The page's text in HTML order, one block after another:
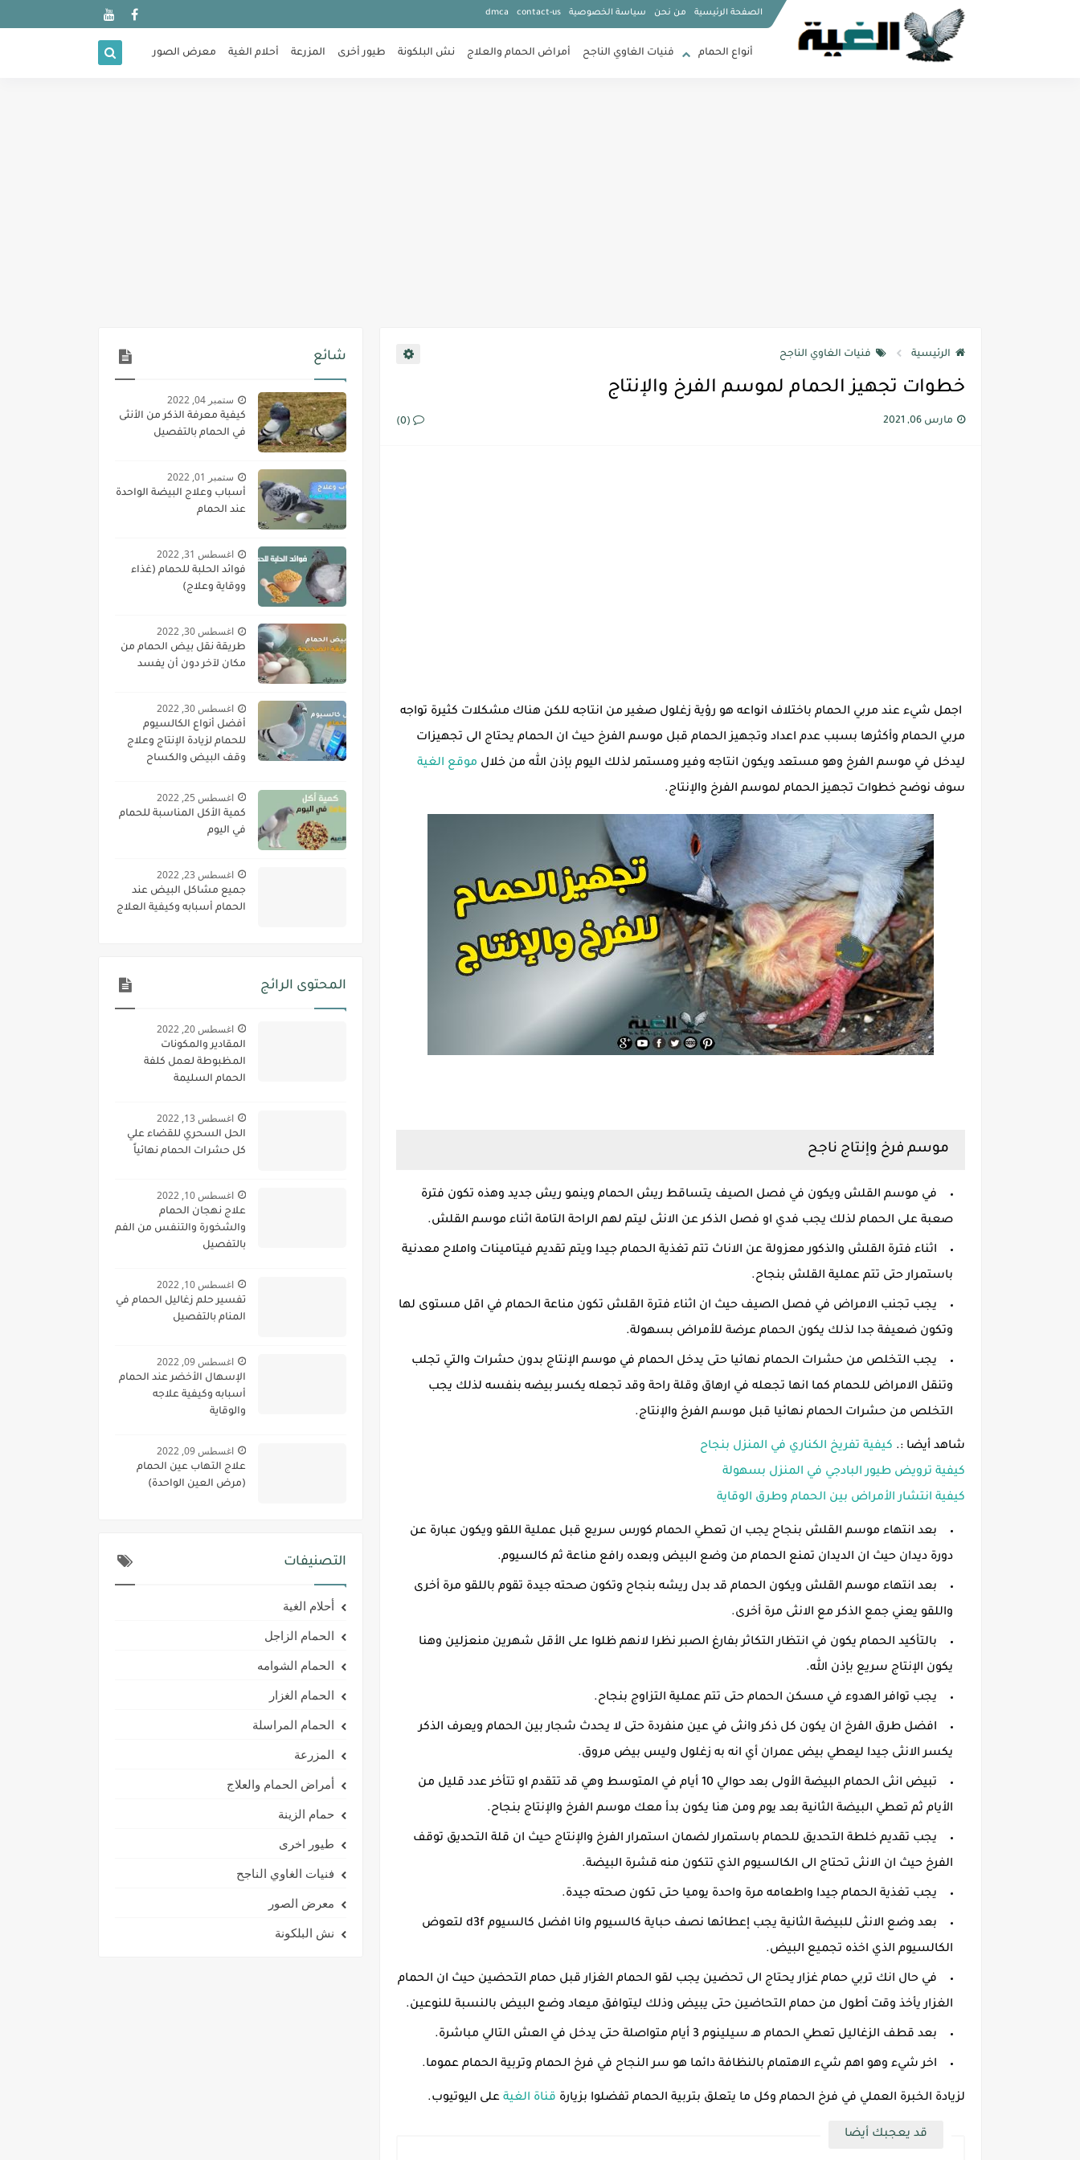
الصفحة الرئيسية من نحن سياسة الخصوصية contact-us
dmca
أنواع الحمام فنيات الغاوي الناجح أمراض الحمام والعلاج نش البلكونة طيور أخرى المزرعة أحلام الغية معرض الصور
الرئيسية فنيات الغاوي الناجح
خطوات تجهيز الحمام لموسم الفرخ والإنتاج
مارس 06, 2021 (0)
اجمل شيء عند مربي الحمام باختلاف انواعه هو رؤية زغلول صغير من انتاجه للكن هناك مشكلات كثيرة تواجه
مربي الحمام وأكثرها بسبب عدم اعداد وتجهيز الحمام قبل موسم الفرخ حيث ان الحمام يحتاج الى تجهيزات
ليدخل في موسم الفرخ وهو مستعد ويكون انتاجه وفير ومستمر لذلك اليوم بإذن الله من خلال موقع الغية
سوف نوضح خطوات تجهيز الحمام لموسم الفرخ والإنتاج.
موسم فرخ وإنتاج ناجح
في موسم القلش ويكون في فصل الصيف يتساقط ريش الحمام وينمو ريش جديد وهذه تكون فترة
صعبة على الحمام لذلك يجب فدي او فصل الذكر عن الانثى ليتم لهم الراحة التامة اثناء موسم القلش.
اثناء فترة القلش والذكور معزولة عن الاناث تتم تغذية الحمام جيدا ويتم تقديم فيتامينات واملاح معدنية
باستمرار حتى تتم عملية القلش بنجاح.
يجب تجنب الامراض في فصل الصيف حيث ان اثناء فترة القلش تكون مناعة الحمام في اقل مستوى لها
وتكون ضعيفة جدا لذلك يكون الحمام عرضة للأمراض بسهولة.
يجب التخلص من حشرات الحمام نهائيا حتى يدخل الحمام في موسم الإنتاج بدون حشرات والتي تجلب
وتنقل الامراض للحمام كما انها تجعله في ارهاق وقلة راحة وقد تجعله يكسر بيضه بنفسه لذلك يجب
التخلص من حشرات الحمام نهائيا قبل موسم الفرخ والإنتاج.
شاهد أيضا :. كيفية تفريخ الكناري في المنزل بنجاح
كيفية ترويض طيور البادجي في المنزل بسهولة
كيفية انتشار الأمراض بين الحمام وطرق الوقاية
بعد انتهاء موسم القلش بنجاح يجب ان تعطي الحمام كورس سريع قبل عملية اللقو ويكون عبارة عن
دورة ديدان حيث ان الديدان تمنع الحمام من وضع البيض وبعده رافع مناعة ثم كالسيوم.
بعد انتهاء موسم القلش ويكون الحمام قد بدل ريشه بنجاح وتكون صحته جيدة تقوم باللقو مرة أخرى
واللقو يعني جمع الذكر مع الانثى مرة أخرى.
بالتأكيد الحمام يكون في انتظار التكاثر بفارغ الصبر نظرا لانهم ظلوا على الأقل شهرين منعزلين وهنا
يكون الإنتاج سريع بإذن الله.
يجب توافر الهدوء في مسكن الحمام حتى تتم عملية التزاوج بنجاح.
افضل طرق الفرخ ان يكون كل ذكر وانثى في عين منفردة حتى لا يحدث شجار بين الحمام ويعرف الذكر
يكسر الانثى جيدا ليعطي بيض عمران أي انه به زغلول وليس بيض مروق.
تبيض انثى الحمام البيضة الأولى بعد حوالي 10 أيام في المتوسط وهي قد تتقدم او تتأخر عدد قليل من
الأيام ثم تعطي البيضة الثانية بعد يوم ومن هنا يكون بدأ معك موسم الفرخ والإنتاج بنجاح.
يجب تقديم خلطة التحديق للحمام باستمرار لضمان استمرار الفرخ والإنتاج حيث ان قلة التحديق توقف
الفرخ حيث ان الانثى تحتاج الى الكالسيوم الذي تتكون منه قشرة البيضة.
يجب تغذية الحمام جيدا واطعامه مرة واحدة يوميا حتى تكون صحته جيدة.
بعد وضع الانثى للبيضة الثانية يجب إعطائها نصف حباية كالسيوم وانا افضل كالسيوم d3f لتعوض
الكالسيوم الذي اخذه تجميع البيض.
في حال انك تربي حمام غزار يحتاج الى تحضين يجب لقو الحمام الغزار قبل حمام التحضين حيث ان الحمام
الغزار يأخذ وقت أطول من حمام التحاضين حتى يبيض وذلك ليتوافق ميعاد وضع البيض بالنسبة للنوعين.
بعد قطف الزغاليل تعطي الحمام هـ سيلينوم 3 أيام متواصلة حتى يدخل في العش التالي مباشرة.
اخر شيء وهو اهم شيء الاهتمام بالنظافة دائما هو سر النجاح في فرخ الحمام وتربية الحمام عموما.
لزيادة الخبرة العملي في فرخ الحمام وكل ما يتعلق بتربية الحمام تفضلوا بزيارة قناة الغية على اليوتيوب.
قد يعجبك أيضا
شائع
ستمبر 04, 2022
كيفية معرفة الذكر من الأنثى
في الحمام بالتفصيل
ستمبر 01, 2022
أسباب وعلاج البيضة الواحدة
عند الحمام
اغسطس 31, 2022
فوائد الحلبة للحمام (غذاء
ووقاية وعلاج)
اغسطس 30, 2022
طريقة نقل بيض الحمام من
مكان لآخر دون أن يفسد
اغسطس 30, 2022
أفضل أنواع الكالسيوم
للحمام لزيادة الإنتاج وعلاج
وقف البيض والكساح
اغسطس 25, 2022
كمية الأكل المناسبة للحمام
في اليوم
اغسطس 23, 2022
جميع مشاكل البيض عند
الحمام أسبابه وكيفية العلاج
المحتوى الرائج
اغسطس 20, 2022
المقادير والمكونات
المظبوطة لعمل كلفة
الحمام السليمة
اغسطس 13, 2022
الحل السحري للقضاء علي
كل حشرات الحمام نهائياً
اغسطس 10, 2022
علاج نهجان الحمام
والشخورة والتنفس من الفم
بالتفصيل
اغسطس 10, 2022
تفسير حلم زغاليل الحمام في
المنام بالتفصيل
اغسطس 09, 2022
الإسهال الأخضر عند الحمام
أسبابه وكيفية علاجه
والوقاية
اغسطس 09, 2022
علاج التهاب عين الحمام
(مرض العين الواحدة)
التصنيفات
أحلام الغية
الحمام الزاجل
الحمام الشوامه
الحمام الغزار
الحمام المراسلة
المزرعة
أمراض الحمام والعلاج
حمام الزينة
طيور اخرى
فنيات الغاوي الناجح
معرض الصور
نش البلكونة